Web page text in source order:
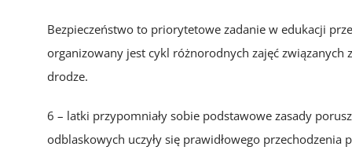
Bezpieczeństwo to priorytetowe zadanie w edukacji
organizowany jest cykl różnorodnych zajęć związanych
drodze.
6 – latki przypomniały sobie podstawowe zasady
odblaskowych uczyły się prawidłowego przechodzenia